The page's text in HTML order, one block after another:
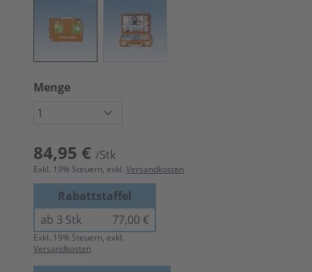
Menge
84,95 € /Stk
Exkl. 19% Steuern, exkl. Versandkosten
Rabattstaffel
ab 3 Stk
77,00 €
Exkl. 19% Steuern, exkl.
Versandkosten